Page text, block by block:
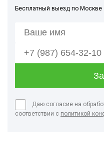
Бесплатный выезд по Москве
Даю согласие на
соответствии с политикой